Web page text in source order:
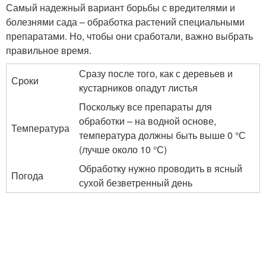
Самый надежный вариант борьбы с вредителями и
болезнями сада – обработка растений специальными
препаратами. Но, чтобы они сработали, важно выбрать
правильное время.
Сроки
Сразу после того, как с деревьев и
кустарников опадут листья
Температура
Поскольку все препараты для
обработки – на водной основе,
температура должны быть выше 0 °С
(лучше около 10 °С)
Погода
Обработку нужно проводить в ясный
сухой безветренный день